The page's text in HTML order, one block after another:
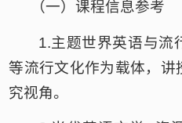
（一）课程信息参考
1.主题世界英语与流
等流行文化作为载体，
究视角。